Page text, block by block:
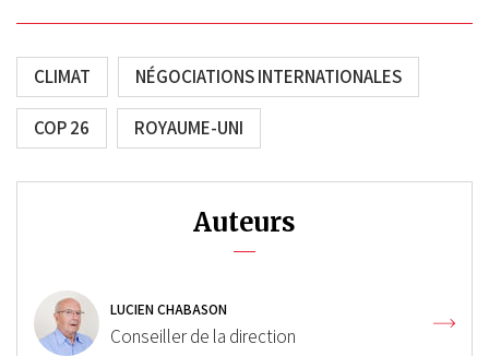
CLIMAT NÉGOCIATIONS INTERNATIONALES
COP 26 ROYAUME-UNI
Auteurs
LUCIEN CHABASON
Conseiller de la direction